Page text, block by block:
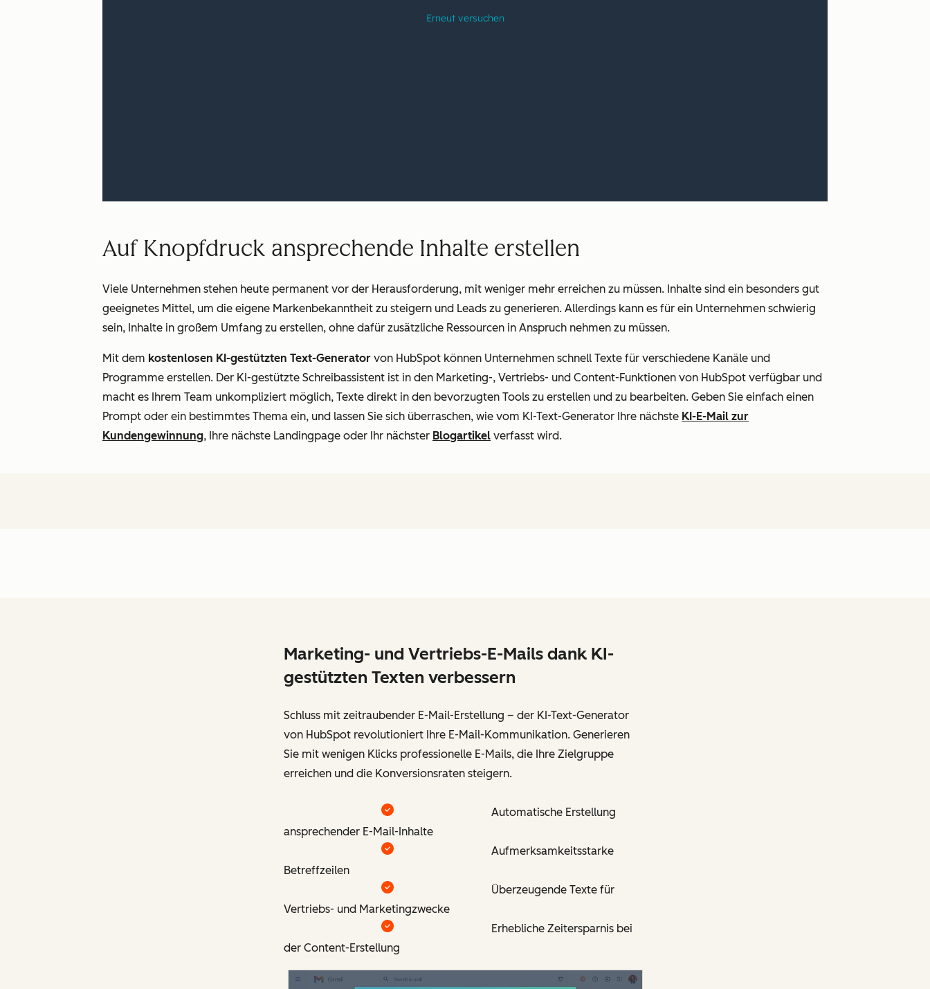
Auf Knopfdruck ansprechende Inhalte erstellen
Viele Unternehmen stehen heute permanent vor der Herausforderung, mit weniger mehr erreichen zu müssen. Inhalte sind ein besonders gut
geeignetes Mittel, um die eigene Markenbekanntheit zu steigern und Leads zu generieren. Allerdings kann es für ein Unternehmen schwierig
sein, Inhalte in großem Umfang zu erstellen, ohne dafür zusätzliche Ressourcen in Anspruch nehmen zu müssen.
Mit dem kostenlosen KI-gestützten Text-Generator von HubSpot können Unternehmen schnell Texte für verschiedene Kanäle und
Programme erstellen. Der KI-gestützte Schreibassistent ist in den Marketing-, Vertriebs- und Content-Funktionen von HubSpot verfügbar und
macht es Ihrem Team unkompliziert möglich, Texte direkt in den bevorzugten Tools zu erstellen und zu bearbeiten. Geben Sie einfach einen
Prompt oder ein bestimmtes Thema ein, und lassen Sie sich überraschen, wie vom KI-Text-Generator Ihre nächste KI-E-Mail zur
Kundengewinnung, Ihre nächste Landingpage oder Ihr nächster Blogartikel verfasst wird.
Marketing- und Vertriebs-E-Mails dank KI-
gestützten Texten verbessern
Schluss mit zeitraubender E-Mail-Erstellung – der KI-Text-Generator
von HubSpot revolutioniert Ihre E-Mail-Kommunikation. Generieren
Sie mit wenigen Klicks professionelle E-Mails, die Ihre Zielgruppe
erreichen und die Konversionsraten steigern.
Automatische Erstellung
ansprechender E-Mail-Inhalte
Aufmerksamkeitsstarke
Betreffzeilen
Überzeugende Texte für
Vertriebs- und Marketingzwecke
Erhebliche Zeitersparnis bei
der Content-Erstellung